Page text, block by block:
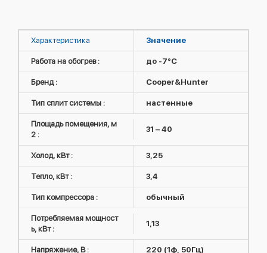
Характеристика Значение
Работа на обогрев : до -7°C
Бренд : Cooper&Hunter
Тип сплит системы : настенные
Площадь помещения, м
2 :
31 – 40
Холод, кВт : 3,25
Тепло, кВт : 3,4
Тип компрессора : обычный
Потребляемая мощност
ь, кВт :
1,13
Напряжение, В : 220 (1ф, 50Гц)